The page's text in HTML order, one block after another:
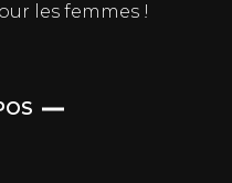
les femmes !